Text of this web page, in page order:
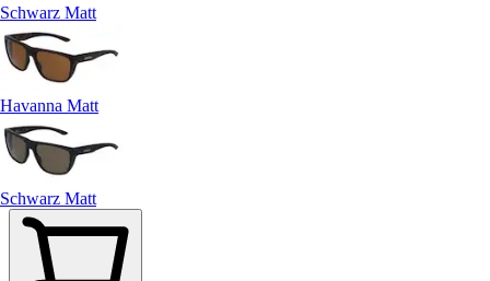
Schwarz Matt
Havanna Matt
Schwarz Matt